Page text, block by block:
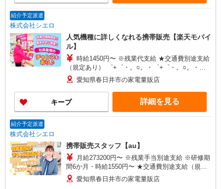
紹介予定派遣
株式会社シエロ
人気機種に詳しくなれる携帯販売【楽天モバイ
ル】
時給1450円〜 ※残業代支給 ★交通費別途支給
（規定あり） ゜+゜・。○。・゜+゜・。○。・゜
+゜ 入社祝い金10万円支給(規定有) お友達を紹介
頂くと, インセンティブ支給(規定有) ★月2回払
い・週払い可能（規程有）★ ゜・。○。・゜
+゜・。○。・゜+゜
愛知県春日井市の家電量販店
キープ 詳細を見る
紹介予定派遣
株式会社シエロ
携帯販売スタッフ【au】
月給273200円〜 ※残業手当別途支給 ※研修期
間6か月・時給1550円〜 ★交通費別途支給（規定
あり） ゜+゜・。○。・゜+゜・。○。・゜+゜ 入
社祝い金10万円支給(規定有) お友達を紹介頂くと,
愛知県春日井市の家電量販店